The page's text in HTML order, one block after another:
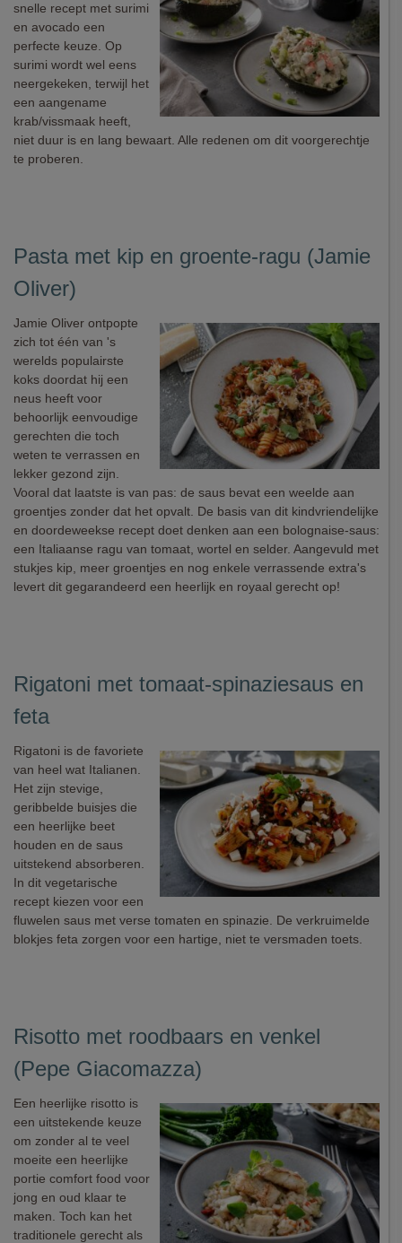
snelle recept met surimi
en avocado een
perfecte keuze. Op
surimi wordt wel eens
neergekeken, terwijl het
een aangename
krab/vissmaak heeft,
niet duur is en lang bewaart. Alle redenen om dit voorgerechtje
te proberen.
Pasta met kip en groente-ragu (Jamie
Oliver)
Jamie Oliver ontpopte
zich tot één van 's
werelds populairste
koks doordat hij een
neus heeft voor
behoorlijk eenvoudige
gerechten die toch
weten te verrassen en
lekker gezond zijn.
Vooral dat laatste is van pas: de saus bevat een weelde aan
groentjes zonder dat het opvalt. De basis van dit kindvriendelijke
en doordeweekse recept doet denken aan een bolognaise-saus:
een Italiaanse ragu van tomaat, wortel en selder. Aangevuld met
stukjes kip, meer groentjes en nog enkele verrassende extra's
levert dit gegarandeerd een heerlijk en royaal gerecht op!
Rigatoni met tomaat-spinaziesaus en
feta
Rigatoni is de favoriete
van heel wat Italianen.
Het zijn stevige,
geribbelde buisjes die
een heerlijke beet
houden en de saus
uitstekend absorberen.
In dit vegetarische
recept kiezen voor een
fluwelen saus met verse tomaten en spinazie. De verkruimelde
blokjes feta zorgen voor een hartige, niet te versmaden toets.
Risotto met roodbaars en venkel
(Pepe Giacomazza)
Een heerlijke risotto is
een uitstekende keuze
om zonder al te veel
moeite een heerlijke
portie comfort food voor
jong en oud klaar te
maken. Toch kan het
traditionele gerecht als